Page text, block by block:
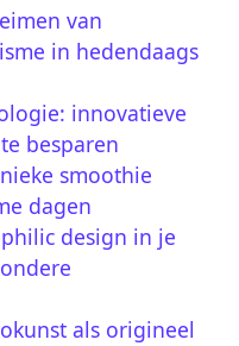
van
in hedendaags
innovatieve
besparen
smoothie
dagen
design in je
als origineel